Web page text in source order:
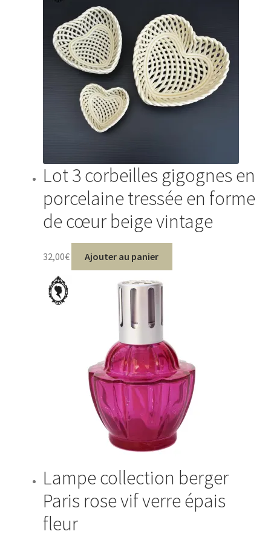
Lot 3 corbeilles gigognes en
porcelaine tressée en forme
de cœur beige vintage
32,00€ Ajouter au panier
Lampe collection berger
Paris rose vif verre épais
fleur